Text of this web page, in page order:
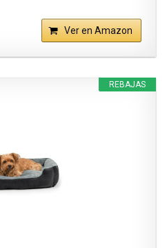
Ver en Amazon
REBAJAS